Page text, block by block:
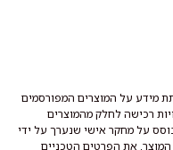
מידע על המוצרים המפורסמים
רכישה לחלק מהמוצרים
על מחקר אישי שנערך על ידי
את הפרטים הטכניים